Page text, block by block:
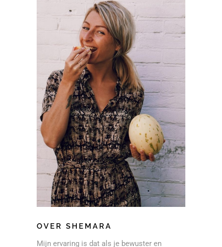
OVER SHEMARA
Mijn ervaring is dat als je bewuster en